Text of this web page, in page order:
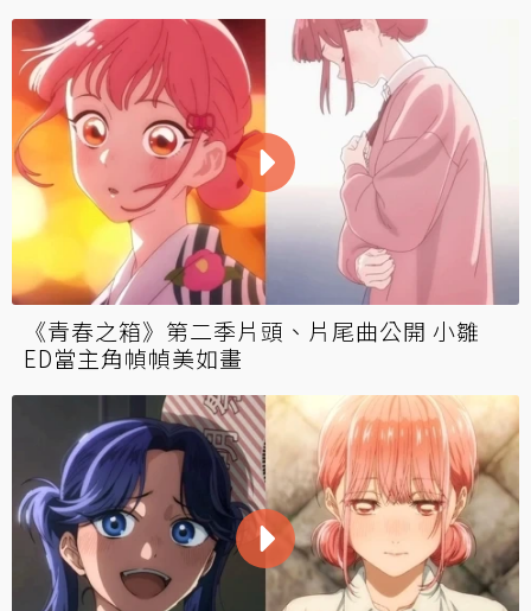
《青春之箱》第二季片頭、片尾曲公開 小雛
ED當主角幀幀美如畫